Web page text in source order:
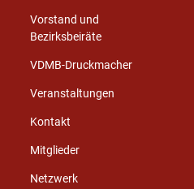
Vorstand und
Bezirksbeiräte
VDMB-Druckmacher
Veranstaltungen
Kontakt
Mitglieder
Netzwerk